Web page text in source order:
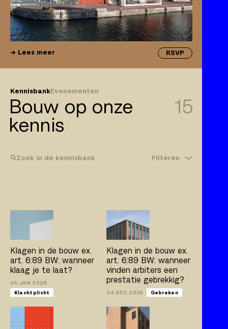
Lees meer RSVP
KennisbankEvenementen
Bouw op onze
kennis
15
Zoek in de kennisbank Filteren
GebrekenKlachtplicht Wijzigingen
KostplusUAV-GC 2005
ArtikelBoek
Arno Jacobs
Bert van der Zijpp
Hamza Atas
Klagen in de bouw ex.
art. 6:89 BW: wanneer
klaag je te laat?
05 JAN 2026
Klachtplicht
Klagen in de bouw ex.
art. 6:89 BW: wanneer
vinden arbiters een
prestatie gebrekkig?
04 DEC 2025 Gebreken